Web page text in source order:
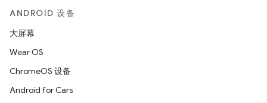
ANDROID 设备
大屏幕
Wear OS
ChromeOS 设备
Android for Cars